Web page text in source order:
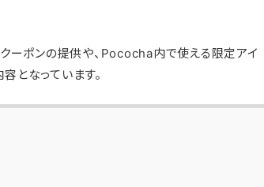
ーポンの提供や、Pococha内で使える限定アイ
となっています。